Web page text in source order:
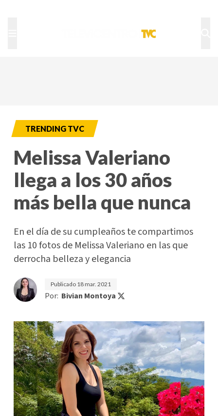
TRENDING TVC
Melissa Valeriano
llega a los 30 años
más bella que nunca
En el día de su cumpleaños te compartimos
las 10 fotos de Melissa Valeriano en las que
derrocha belleza y elegancia
Publicado 18 mar. 2021
Por: Bivian Montoya